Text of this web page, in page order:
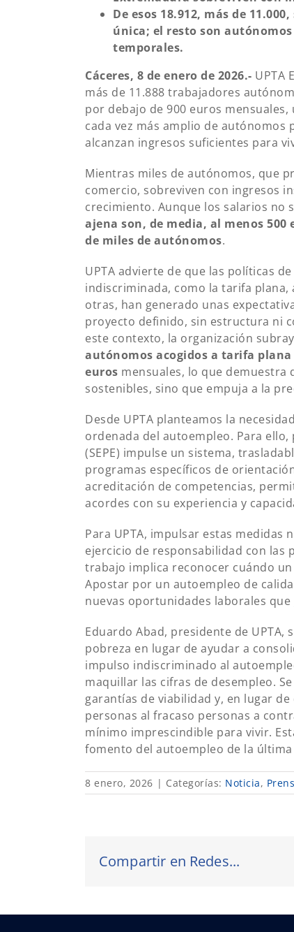
De esos 18.912, más de
única; el resto son
temporales.
Cáceres, 8 de enero de 2026.- UPTA
más de 11.888 trabajadores
por debajo de 900 euros
cada vez más amplio de
alcanzan ingresos suficientes para
Mientras miles de autónomos, que
comercio, sobreviven con ingresos
crecimiento. Aunque los salarios no
ajena son, de media, al menos
de miles de autónomos.
UPTA advierte de que las políticas
indiscriminada, como la tarifa
otras, han generado unas
proyecto definido, sin estructura ni
este contexto, la organización
autónomos acogidos a tarifa
euros mensuales, lo que demuestra
sostenibles, sino que empuja a la
Desde UPTA planteamos la
ordenada del autoempleo. Para
(SEPE) impulse un sistema,
programas específicos de
acreditación de competencias,
acordes con su experiencia y
Para UPTA, impulsar estas
ejercicio de responsabilidad con las
trabajo implica reconocer cuándo
Apostar por un autoempleo de
nuevas oportunidades laborales
Eduardo Abad, presidente de
pobreza en lugar de ayudar a
impulso indiscriminado al
maquillar las cifras de desempleo.
garantías de viabilidad y, en lugar
personas al fracaso personas a
mínimo imprescindible para vivir.
fomento del autoempleo de la última
8 enero, 2026 | Categorías: Noticia,
Compartir en Redes...